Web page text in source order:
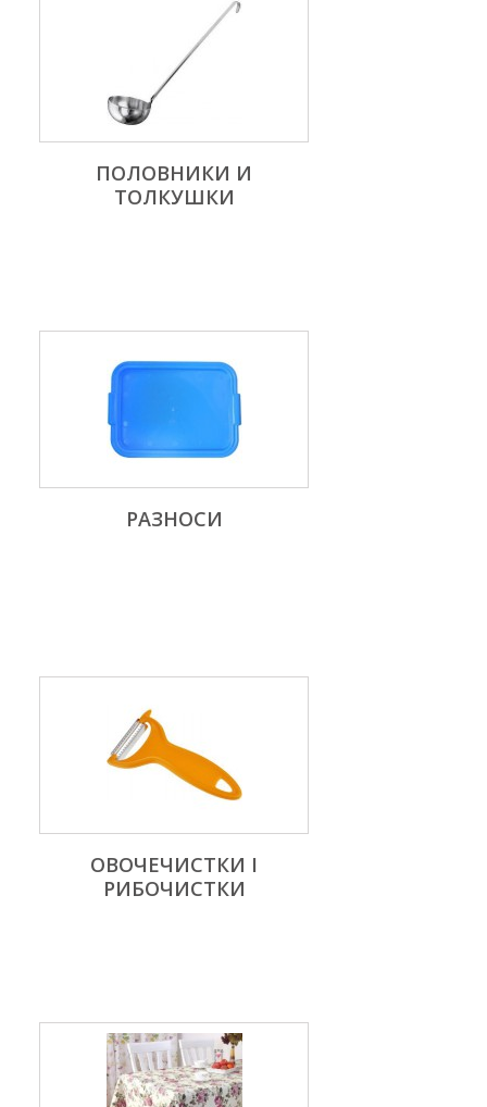
ПОЛОВНИКИ И
ТОЛКУШКИ
РАЗНОСИ
ОВОЧЕЧИСТКИ І
РИБОЧИСТКИ